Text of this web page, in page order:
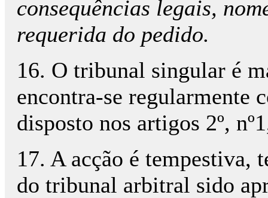
consequências legais,
requerida do pedido.
16. O tribunal singular é
encontra-se regularmente
disposto nos artigos 2º,
17. A acção é tempestiva,
do tribunal arbitral sido